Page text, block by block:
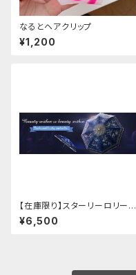
なるとヘアクリップ
¥1,200
【在庫限り】スターリーロリータ
アンブレラ
¥6,500